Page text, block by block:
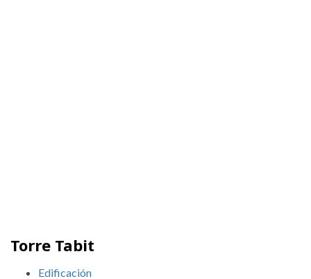
Torre Tabit
Edificación